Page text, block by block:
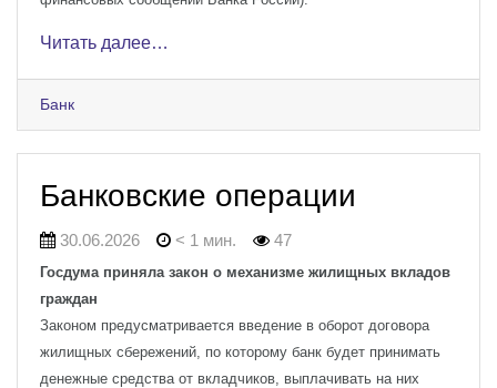
Читать далее…
Банк
Банковские операции
30.06.2026 < 1 мин. 47
Госдума приняла закон о механизме жилищных вкладов
граждан
Законом предусматривается введение в оборот договора
жилищных сбережений, по которому банк будет принимать
денежные средства от вкладчиков, выплачивать на них